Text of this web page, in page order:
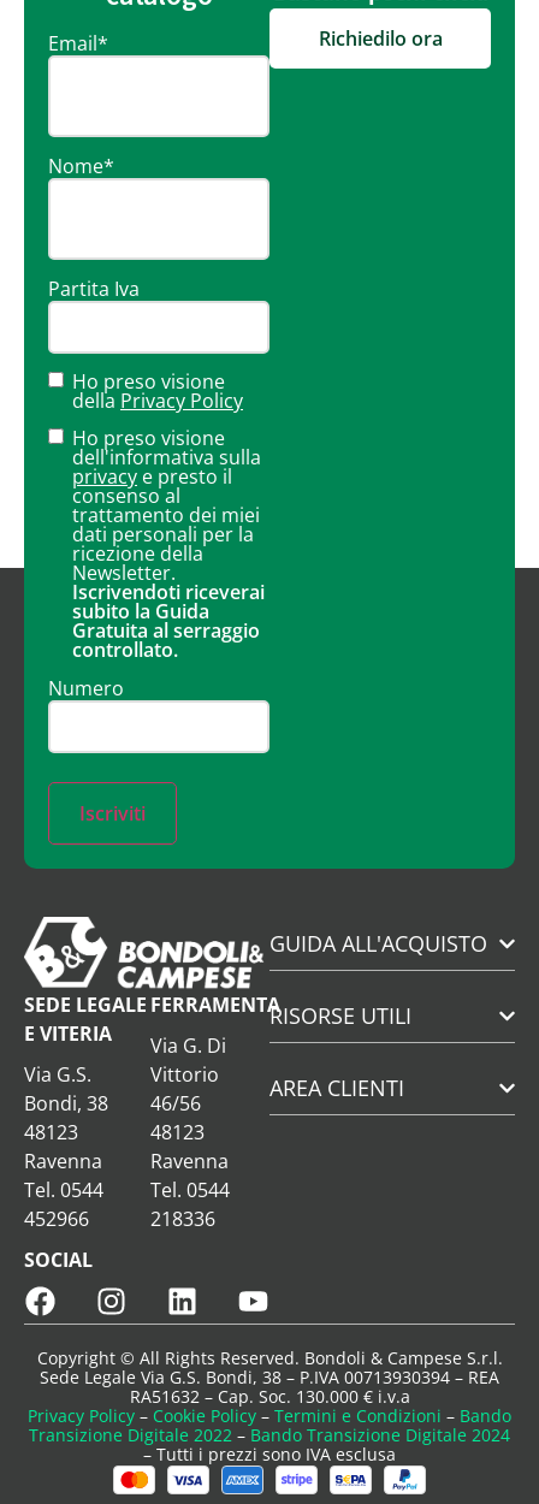
Email*
Nome*
Partita Iva
Ho preso visione
della Privacy Policy
Ho preso visione
dell'informativa sulla
privacy e presto il
consenso al
trattamento dei miei
dati personali per la
ricezione della
Newsletter.
Iscrivendoti riceverai
subito la Guida
Gratuita al serraggio
controllato.
Numero
Iscriviti
Richiedilo ora
SEDE LEGALE
E VITERIA
Via G.S.
Bondi, 38
48123
Ravenna
Tel. 0544
452966
FERRAMENTA
Via G. Di
Vittorio
46/56
48123
Ravenna
Tel. 0544
218336
SOCIAL
GUIDA ALL'ACQUISTO
RISORSE UTILI
AREA CLIENTI
Copyright © All Rights Reserved. Bondoli & Campese S.r.l.
Sede Legale Via G.S. Bondi, 38 – P.IVA 00713930394 – REA
RA51632 – Cap. Soc. 130.000 € i.v.a
Privacy Policy – Cookie Policy – Termini e Condizioni – Bando
Transizione Digitale 2022 – Bando Transizione Digitale 2024
– Tutti i prezzi sono IVA esclusa